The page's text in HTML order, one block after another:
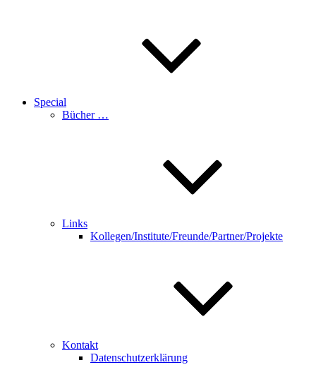
Special
Bücher …
Links
Kollegen/Institute/Freunde/Partner/Projekte
Kontakt
Datenschutzerklärung